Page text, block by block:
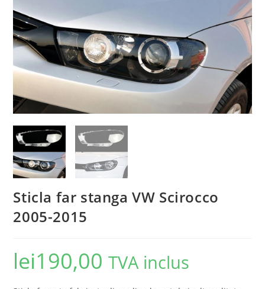
Sticla far stanga VW Scirocco
2005-2015
lei190,00 TVA inclus